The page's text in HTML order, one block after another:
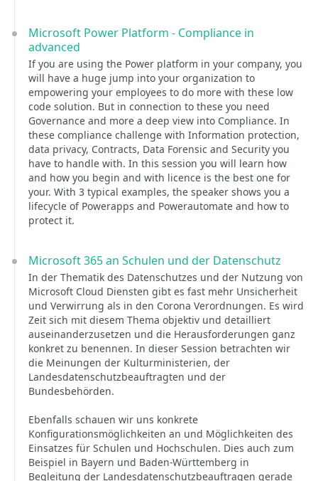
Microsoft Power Platform - Compliance in
advanced
If you are using the Power platform in your company, you
will have a huge jump into your organization to
empowering your employees to do more with these low
code solution. But in connection to these you need
Governance and more a deep view into Compliance. In
these compliance challenge with Information protection,
data privacy, Contracts, Data Forensic and Security you
have to handle with. In this session you will learn how
and how you begin and with licence is the best one for
your. With 3 typical examples, the speaker shows you a
lifecycle of Powerapps and Powerautomate and how to
protect it.
Microsoft 365 an Schulen und der Datenschutz
In der Thematik des Datenschutzes und der Nutzung von
Microsoft Cloud Diensten gibt es fast mehr Unsicherheit
und Verwirrung als in den Corona Verordnungen. Es wird
Zeit sich mit diesem Thema objektiv und detailliert
auseinanderzusetzen und die Herausforderungen ganz
konkret zu benennen. In dieser Session betrachten wir
die Meinungen der Kulturministerien, der
Landesdatenschutzbeauftragten und der
Bundesbehörden.
Ebenfalls schauen wir uns konkrete
Konfigurationsmöglichkeiten an und Möglichkeiten des
Einsatzes für Schulen und Hochschulen. Dies auch zum
Beispiel in Bayern und Baden-Württemberg in
Begleitung der Landesdatenschutzbeauftragen gerade